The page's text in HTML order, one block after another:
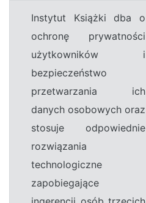
Instytut Książki dba o
ochronę prywatności
użytkowników i
bezpieczeństwo
przetwarzania ich
danych osobowych oraz
stosuje odpowiednie
rozwiązania
technologiczne
zapobiegające